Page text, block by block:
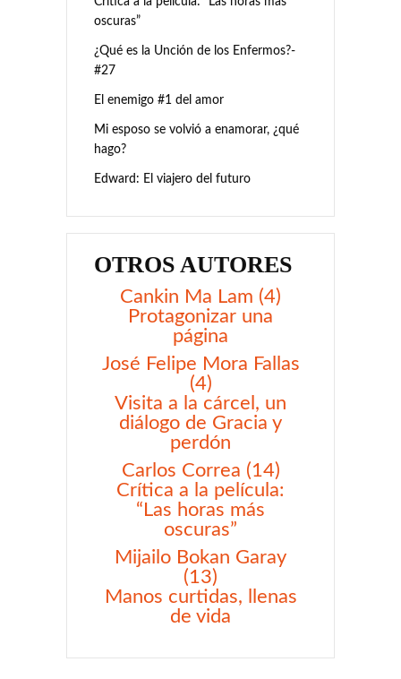
oscuras”
¿Qué es la Unción de los Enfermos?-
#27
El enemigo #1 del amor
Mi esposo se volvió a enamorar, ¿qué
hago?
Edward: El viajero del futuro
OTROS AUTORES
Cankin Ma Lam (4)
Protagonizar una
página
José Felipe Mora Fallas
(4)
Visita a la cárcel, un
diálogo de Gracia y
perdón
Carlos Correa (14)
Crítica a la película:
“Las horas más
oscuras”
Mijailo Bokan Garay
(13)
Manos curtidas, llenas
de vida